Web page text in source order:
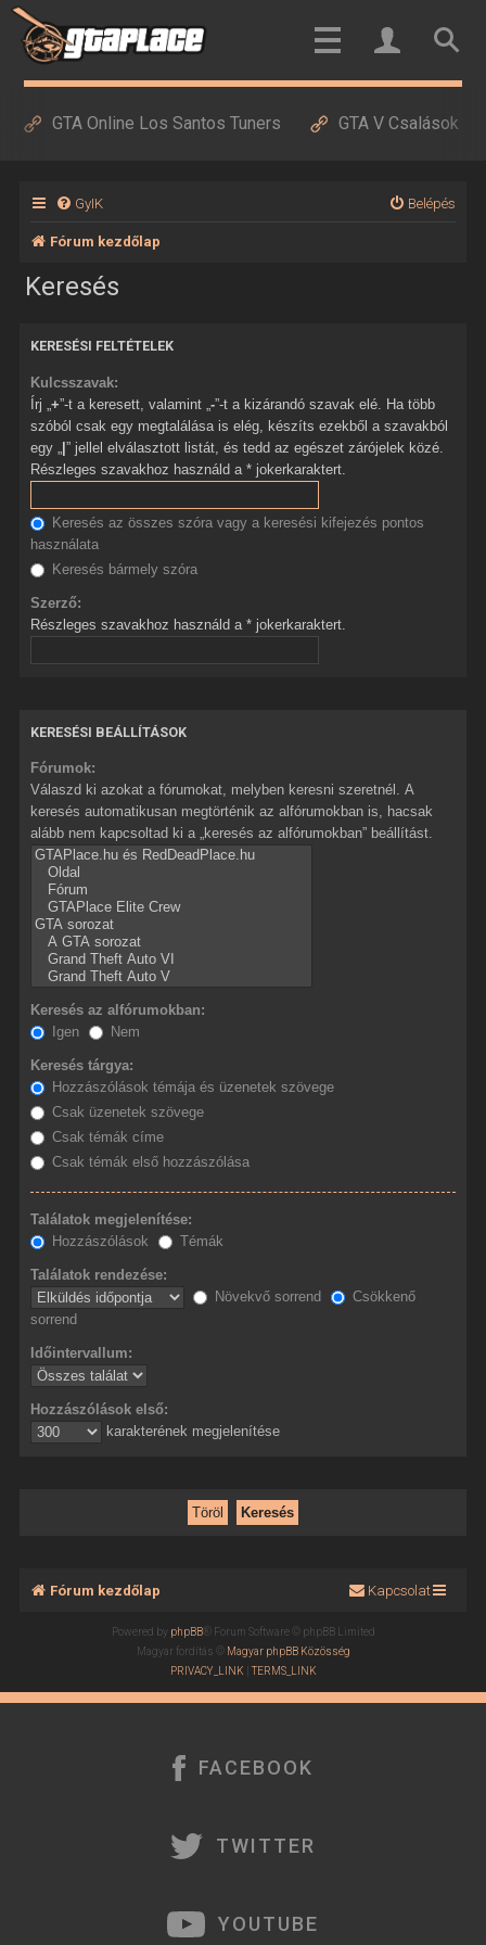
GTA Online Los Santos Tuners GTA V Csalások
GyIK Belépés
Fórum kezdőlap
Keresés
KERESÉSI FELTÉTELEK
Kulcsszavak:
Írj „ +”-t a keresett, valamint „ -”-t a kizárandó szavak elé. Ha több
szóból csak egy megtalálása is elég, készíts ezekből a szavakból
egy „ |” jellel elválasztott listát, és tedd az egészet zárójelek közé.
Részleges szavakhoz használd a * jokerkaraktert.
Keresés az összes szóra vagy a keresési kifejezés pontos
használata
Keresés bármely szóra
Szerző:
Részleges szavakhoz használd a * jokerkaraktert.
KERESÉSI BEÁLLÍTÁSOK
Fórumok:
Válaszd ki azokat a fórumokat, melyben keresni szeretnél. A
keresés automatikusan megtörténik az alfórumokban is, hacsak
alább nem kapcsoltad ki a „keresés az alfórumokban” beállítást.
Keresés az alfórumokban:
Igen
Nem
Keresés tárgya:
Hozzászólások témája és üzenetek szövege
Csak üzenetek szövege
Csak témák címe
Csak témák első hozzászólása
Találatok megjelenítése:
Hozzászólások
Témák
Találatok rendezése:
Növekvő sorrend
Csökkenő
sorrend
Időintervallum:
Hozzászólások első:
karakterének megjelenítése
Fórum kezdőlap Kapcsolat
Powered by phpBB® Forum Software © phpBB Limited
Magyar fordítás © Magyar phpBB Közösség
PRIVACY_LINK|TERMS_LINK
FACEBOOK
TWITTER
YOUTUBE